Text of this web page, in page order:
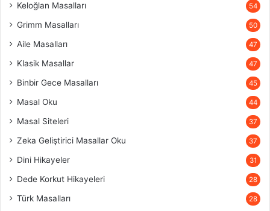
Keloğlan Masalları 54
Grimm Masalları 50
Aile Masalları 47
Klasik Masallar 47
Binbir Gece Masalları 45
Masal Oku 44
Masal Siteleri 37
Zeka Geliştirici Masallar Oku 37
Dini Hikayeler 31
Dede Korkut Hikayeleri 28
Türk Masalları 28